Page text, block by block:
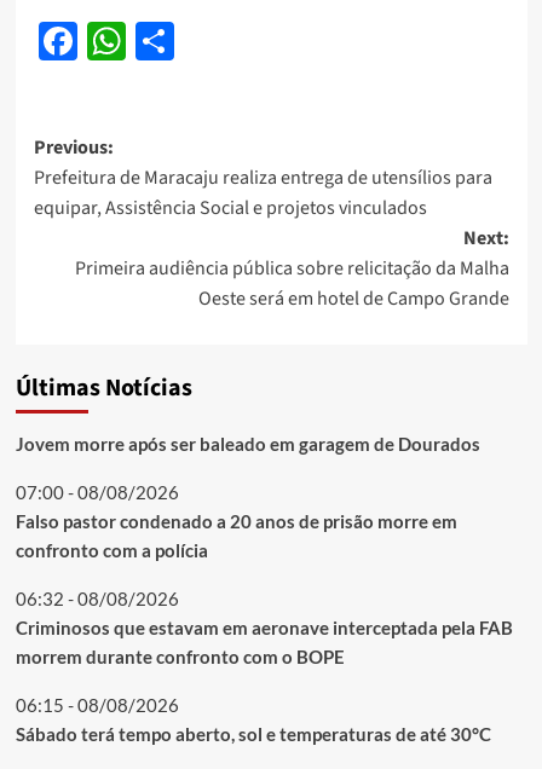
Facebook
WhatsApp
Share
Post
navigation
Previous:
Prefeitura de Maracaju realiza entrega de utensílios para
equipar, Assistência Social e projetos vinculados
Next:
Primeira audiência pública sobre relicitação da Malha
Oeste será em hotel de Campo Grande
Últimas Notícias
Jovem morre após ser baleado em garagem de Dourados
07:00 - 08/08/2026
Falso pastor condenado a 20 anos de prisão morre em
confronto com a polícia
06:32 - 08/08/2026
Criminosos que estavam em aeronave interceptada pela FAB
morrem durante confronto com o BOPE
06:15 - 08/08/2026
Sábado terá tempo aberto, sol e temperaturas de até 30°C